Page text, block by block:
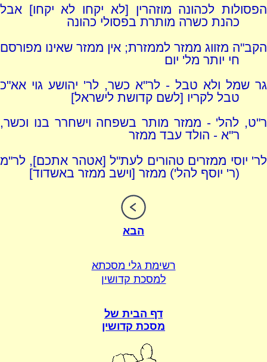
הפסולות לכהונה מוזהרין [לא יקחו לא יקחו] אבל
כהנת כשרה מותרת בפסולי כהונה
הקב"ה מזווג ממזר לממזרת; אין ממזר שאינו מפורסם
חי יותר מל' יום
גר שמל ולא טבל - לר"א כשר, לר' יהושע גוי אא"כ
טבל לקריו [לשם קדושת לישראל]
ר"ט, להל' - ממזר מותר בשפחה וישחרר בנו וכשר,
ר"א - הולד עבד ממזר
לר' יוסי ממזרים טהורים לעת"ל [אטהר אתכם], לר"מ
(ר' יוסף להל') ממזר [וישב ממזר באשדוד]
הבא
רשימת גלי מסכתא
למסכת קדושין
דף הבית של
מסכת קדושין